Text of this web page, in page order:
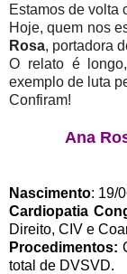
Estamos de volta
Hoje, quem nos
Rosa, portadora
O relato é
exemplo de luta
Confiram!
Ana
Nascimento: 19/
Cardiopatia
Direito, CIV e
Procedimentos:
total de DVSVD.